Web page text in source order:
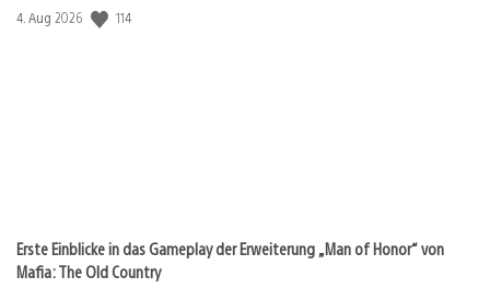
Veröffentlichungsdatum:
4. Aug 2026 114
Erste Einblicke in das Gameplay der Erweiterung „Man of Honor“ von
Mafia: The Old Country